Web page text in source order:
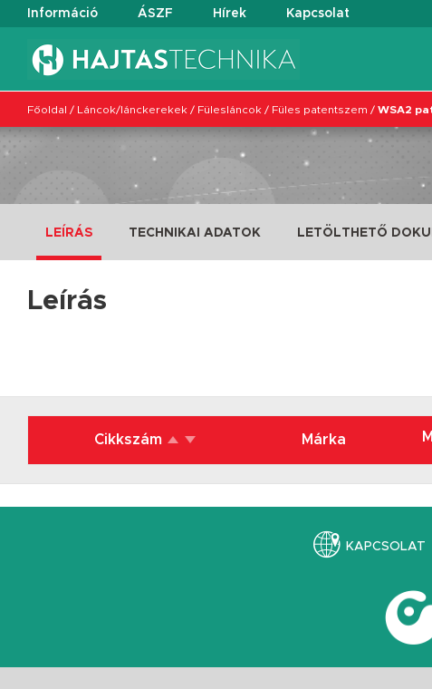
Információ ÁSZF Hírek Kapcsolat
Főoldal / Láncok/lánckerekek / Fülesláncok / Füles patentszem / WSA2
LEÍRÁS TECHNIKAI ADATOK LETÖLTHETŐ
Leírás
Cikkszám Márka
KAPCSOLAT